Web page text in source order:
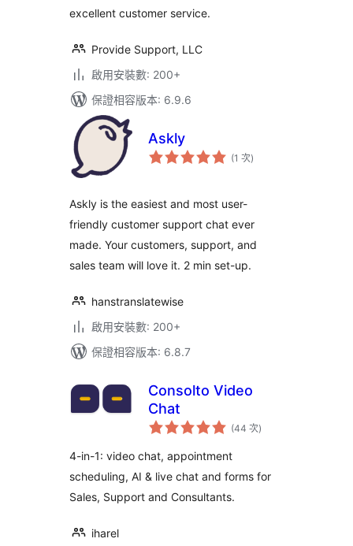
excellent customer service.
Provide Support, LLC
啟用安裝數: 200+
保證相容版本: 6.9.6
Askly
(1 次評
分)
Askly is the easiest and most user-
friendly customer support chat ever
made. Your customers, support, and
sales team will love it. 2 min set-up.
hanstranslatewise
啟用安裝數: 200+
保證相容版本: 6.8.7
Consolto Video
Chat
(44 次評
分)
4-in-1: video chat, appointment
scheduling, AI & live chat and forms for
Sales, Support and Consultants.
iharel